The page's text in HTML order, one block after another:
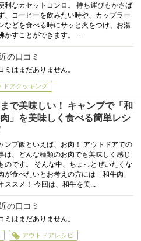
利なカセットコンロ。 持ち運びもかさば
、コーヒーを飲みたい時や、カップラー
などを食べる時にサッと火をつけ、お湯
かすことができます。 ...
の口コミ
ミはまだありません。
ドアクッキング
で美味しい！ キャンプで「和
」を美味しく食べる簡単レシ
ンプ飯といえば、お肉！ アウトドアでの
は、どんな種類のお肉でも美味しく感じ
のです。 そんな中、ちょっとぜいたくな
が食べたいとお考えの方には「和牛肉」
ススメ！ 今回は、和牛を美...
の口コミ
ミはまだありません。
アウトドアレシピ